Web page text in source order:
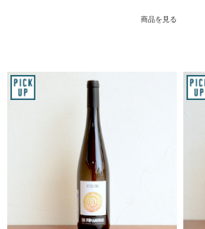
商品を見る